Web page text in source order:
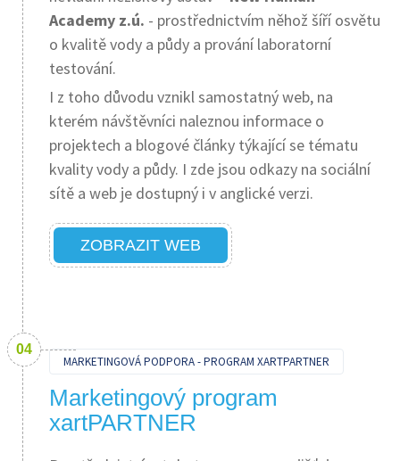
Academy z.ú. - prostřednictvím něhož šíří osvětu
o kvalitě vody a půdy a prování laboratorní
testování.
I z toho důvodu vznikl samostatný web, na
kterém návštěvníci naleznou informace o
projektech a blogové články týkající se tématu
kvality vody a půdy. I zde jsou odkazy na sociální
sítě a web je dostupný i v anglické verzi.
ZOBRAZIT WEB
MARKETINGOVÁ PODPORA - PROGRAM XARTPARTNER
Marketingový program
xartPARTNER